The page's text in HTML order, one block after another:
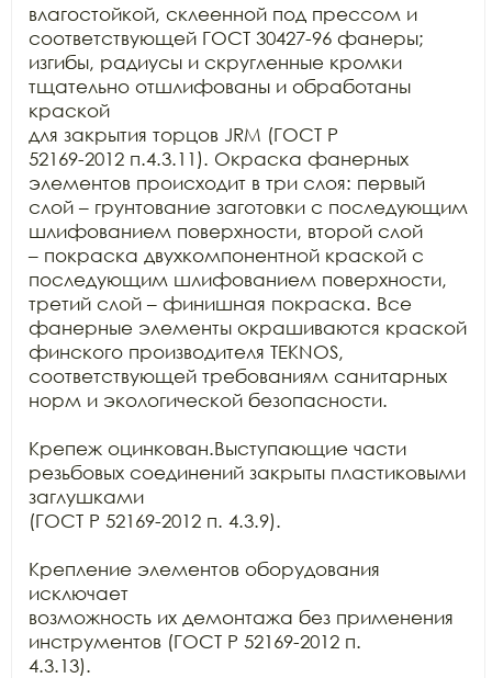
влагостойкой, склеенной под прессом и
соответствующей ГОСТ 30427-96 фанеры;
изгибы, радиусы и скругленные кромки
тщательно отшлифованы и обработаны
краской
для закрытия торцов JRM (ГОСТ Р
52169-2012 п.4.3.11). Окраска фанерных
элементов происходит в три слоя: первый
слой – грунтование заготовки с последующим
шлифованием поверхности, второй слой
– покраска двухкомпонентной краской с
последующим шлифованием поверхности,
третий слой – финишная покраска. Все
фанерные элементы окрашиваются краской
финского производителя TEKNOS,
соответствующей требованиям санитарных
норм и экологической безопасности.
Крепеж оцинкован.Выступающие части
резьбовых соединений закрыты пластиковыми
заглушками
(ГОСТ Р 52169-2012 п. 4.3.9).
Крепление элементов оборудования
исключает
возможность их демонтажа без применения
инструментов (ГОСТ Р 52169-2012 п.
4.3.13).